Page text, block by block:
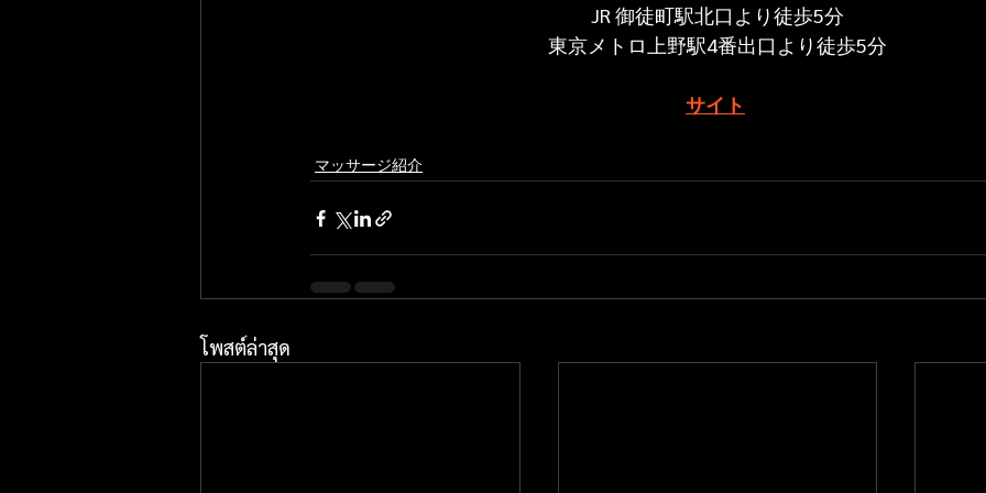
JR 御徒町駅北口より徒歩5分
東京メトロ上野駅4番出口より徒歩5分
サイト
マッサージ紹介
โพสต์ล่าสุด